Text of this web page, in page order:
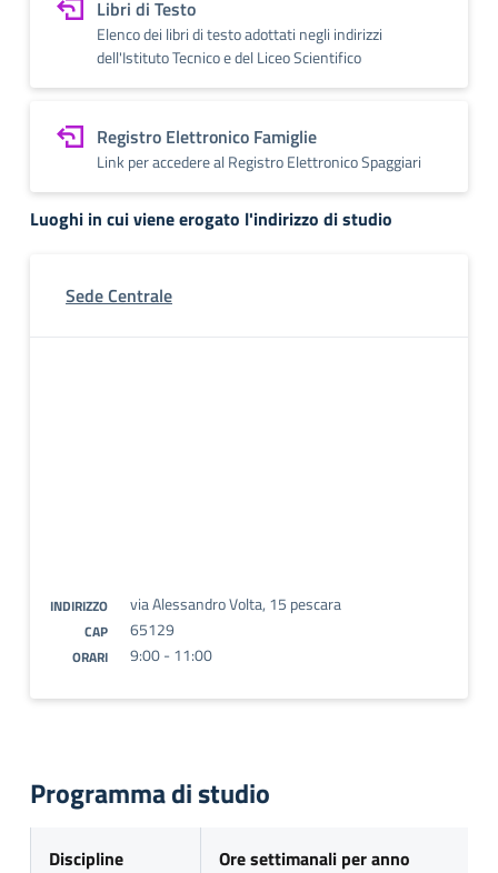
Libri di Testo
Elenco dei libri di testo adottati negli indirizzi
dell'Istituto Tecnico e del Liceo Scientifico
Registro Elettronico Famiglie
Link per accedere al Registro Elettronico Spaggiari
Luoghi in cui viene erogato l'indirizzo di studio
Sede Centrale
INDIRIZZO via Alessandro Volta, 15 pescara
CAP 65129
ORARI 9:00 - 11:00
Programma di studio
Discipline Ore settimanali per anno